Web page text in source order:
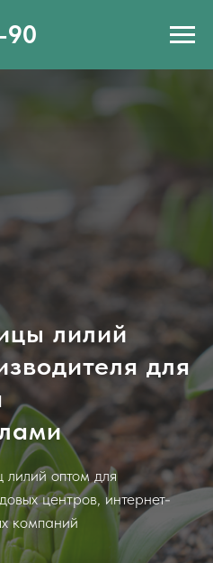
90
лилий
для
оптом для
центров, интернет-
компаний